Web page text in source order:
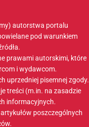
autorstwa portalu
pod warunkiem
prawami autorskimi, które
i wydawcom.
uprzedniej pisemnej zgody.
treści (m.in. na zasadzie
informacyjnych.
poszczególnych